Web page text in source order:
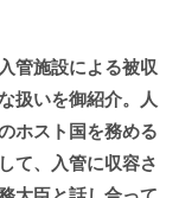
入管施設による被収
扱いを御紹介。人
ホスト国を務める
て、入管に収容さ